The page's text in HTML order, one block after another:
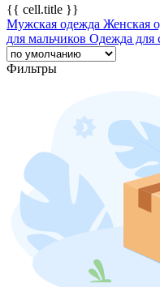
{{ cell.title }}
Мужская одежда Женская
для мальчиков Одежда для
Фильтры